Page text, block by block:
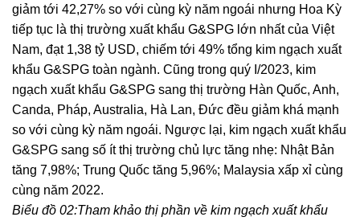
giảm tới 42,27% so với cùng kỳ năm ngoái nhưng Hoa Kỳ
tiếp tục là thị trường xuất khẩu G&SPG lớn nhất của Việt
Nam, đạt 1,38 tỷ USD, chiếm tới 49% tổng kim ngạch xuất
khẩu G&SPG toàn ngành. Cũng trong quý I/2023, kim
ngạch xuất khẩu G&SPG sang thị trường Hàn Quốc, Anh,
Canda, Pháp, Australia, Hà Lan, Đức đều giảm khá mạnh
so với cùng kỳ năm ngoái. Ngược lại, kim ngạch xuất khẩu
G&SPG sang số ít thị trường chủ lực tăng nhẹ: Nhật Bản
tăng 7,98%; Trung Quốc tăng 5,96%; Malaysia xấp xỉ cùng
cùng năm 2022.
Biểu đồ 02:Tham khảo thị phần về kim ngạch xuất khẩu